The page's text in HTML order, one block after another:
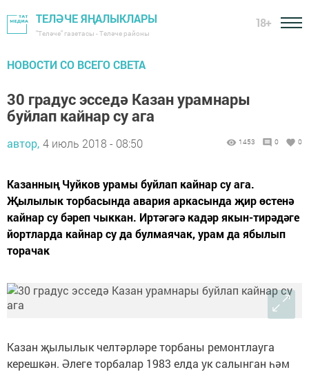
ТЕЛӘЧЕ ЯҢАЛЫКЛАРЫ
"Теләче" газетасы - Теләче районы
18+
НОВОСТИ СО ВСЕГО СВЕТА
30 градус эсседә Казан урамнары
буйлап кайнар су ага
автор, 4 июль 2018 - 08:50 1453 0 0
Казанның Чуйков урамы буйлап кайнар су ага.
Җылылык торбасында авария аркасында җир өстенә
кайнар су бәреп чыккан. Иртәгәгә кадәр якын-тирәдәге
йортларда кайнар су да булмаячак, урам да ябылып
торачак
Казан җылылык челтәрләре торбаны ремонтлауга
керешкән. Әлеге торбалар 1983 елда ук салынган һәм